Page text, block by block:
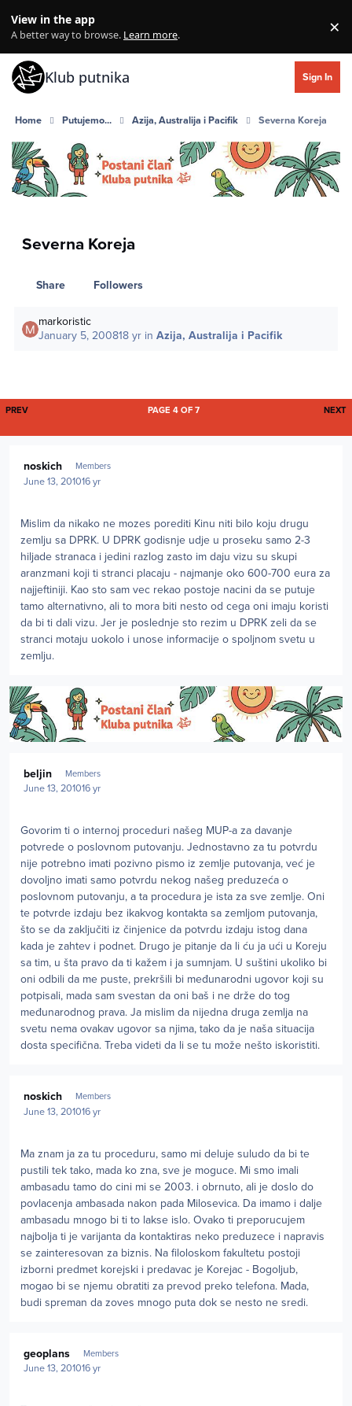
View in the app
A better way to browse. Learn more. ×
Klub putnika Sign In
Home Putujemo... Azija, Australija i Pacifik Severna Koreja
Severna Koreja
Share Followers
markoristic
January 5, 200818 yr inAzija, Australija i Pacifik
FIRST PAGE
PREV NEXT
PAGE 4 OF 7
noskich Members
June 13, 201016 yr
Mislim da nikako ne mozes porediti Kinu niti bilo koju drugu
zemlju sa DPRK. U DPRK godisnje udje u proseku samo 2-3
hiljade stranaca i jedini razlog zasto im daju vizu su skupi
aranzmani koji ti stranci placaju - najmanje oko 600-700 eura za
najjeftiniji. Kao sto sam vec rekao postoje nacini da se putuje
tamo alternativno, ali to mora biti nesto od cega oni imaju koristi
da bi ti dali vizu. Jer je poslednje sto rezim u DPRK zeli da se
stranci motaju uokolo i unose informacije o spoljnom svetu u
zemlju.
beljin Members
June 13, 201016 yr
Govorim ti o internoj proceduri našeg MUP-a za davanje
potvrede o poslovnom putovanju. Jednostavno za tu potvrdu
nije potrebno imati pozivno pismo iz zemlje putovanja, već je
dovoljno imati samo potvrdu nekog našeg preduzeća o
poslovnom putovanju, a ta procedura je ista za sve zemlje. Oni
te potvrde izdaju bez ikakvog kontakta sa zemljom putovanja,
što se da zaključiti iz činjenice da potvrdu izdaju istog dana
kada je zahtev i podnet. Drugo je pitanje da li ću ja ući u Koreju
sa tim, u šta pravo da ti kažem i ja sumnjam. U suštini ukoliko bi
oni odbili da me puste, prekršili bi međunarodni ugovor koji su
potpisali, mada sam svestan da oni baš i ne drže do tog
međunarodnog prava. Ja mislim da nijedna druga zemlja na
svetu nema ovakav ugovor sa njima, tako da je naša situacija
dosta specifična. Treba videti da li se tu može nešto iskoristiti.
noskich Members
June 13, 201016 yr
Ma znam ja za tu proceduru, samo mi deluje suludo da bi te
pustili tek tako, mada ko zna, sve je moguce. Mi smo imali
ambasadu tamo do cini mi se 2003. i obrnuto, ali je doslo do
povlacenja ambasada nakon pada Milosevica. Da imamo i dalje
ambasadu mnogo bi ti to lakse islo. Ovako ti preporucujem
najbolja ti je varijanta da kontaktiras neko preduzece i napravis
se zainteresovan za biznis. Na filoloskom fakultetu postoji
izborni predmet korejski i predavac je Korejac - Bogoljub,
mogao bi se njemu obratiti za prevod preko telefona. Mada,
budi spreman da zoves mnogo puta dok se nesto ne sredi.
geoplans Members
June 13, 201016 yr